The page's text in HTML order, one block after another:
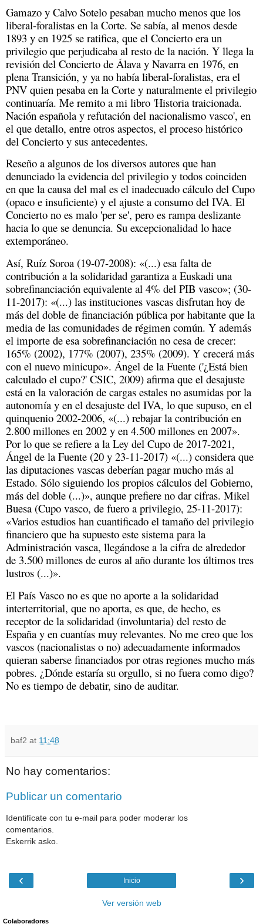
Gamazo y Calvo Sotelo pesaban mucho menos que los
liberal-foralistas en la Corte. Se sabía, al menos desde
1893 y en 1925 se ratifica, que el Concierto era un
privilegio que perjudicaba al resto de la nación. Y llega la
revisión del Concierto de Álava y Navarra en 1976, en
plena Transición, y ya no había liberal-foralistas, era el
PNV quien pesaba en la Corte y naturalmente el privilegio
continuaría. Me remito a mi libro 'Historia traicionada.
Nación española y refutación del nacionalismo vasco', en
el que detallo, entre otros aspectos, el proceso histórico
del Concierto y sus antecedentes.
Reseño a algunos de los diversos autores que han
denunciado la evidencia del privilegio y todos coinciden
en que la causa del mal es el inadecuado cálculo del Cupo
(opaco e insuficiente) y el ajuste a consumo del IVA. El
Concierto no es malo 'per se', pero es rampa deslizante
hacia lo que se denuncia. Su excepcionalidad lo hace
extemporáneo.
Así, Ruíz Soroa (19-07-2008): «(...) esa falta de
contribución a la solidaridad garantiza a Euskadi una
sobrefinanciación equivalente al 4% del PIB vasco»; (30-
11-2017): «(...) las instituciones vascas disfrutan hoy de
más del doble de financiación pública por habitante que la
media de las comunidades de régimen común. Y además
el importe de esa sobrefinanciación no cesa de crecer:
165% (2002), 177% (2007), 235% (2009). Y crecerá más
con el nuevo minicupo». Ángel de la Fuente ('¿Está bien
calculado el cupo?' CSIC, 2009) afirma que el desajuste
está en la valoración de cargas estales no asumidas por la
autonomía y en el desajuste del IVA, lo que supuso, en el
quinquenio 2002-2006, «(...) rebajar la contribución en
2.800 millones en 2002 y en 4.500 millones en 2007».
Por lo que se refiere a la Ley del Cupo de 2017-2021,
Ángel de la Fuente (20 y 23-11-2017) «(...) considera que
las diputaciones vascas deberían pagar mucho más al
Estado. Sólo siguiendo los propios cálculos del Gobierno,
más del doble (...)», aunque prefiere no dar cifras. Mikel
Buesa (Cupo vasco, de fuero a privilegio, 25-11-2017):
«Varios estudios han cuantificado el tamaño del privilegio
financiero que ha supuesto este sistema para la
Administración vasca, llegándose a la cifra de alrededor
de 3.500 millones de euros al año durante los últimos tres
lustros (...)».
El País Vasco no es que no aporte a la solidaridad
interterritorial, que no aporta, es que, de hecho, es
receptor de la solidaridad (involuntaria) del resto de
España y en cuantías muy relevantes. No me creo que los
vascos (nacionalistas o no) adecuadamente informados
quieran saberse financiados por otras regiones mucho más
pobres. ¿Dónde estaría su orgullo, si no fuera como digo?
No es tiempo de debatir, sino de auditar.
baf2 at 11:48
No hay comentarios:
Publicar un comentario
Identifícate con tu e-mail para poder moderar los
comentarios.
Eskerrik asko.
‹ ›
Inicio
Ver versión web
Colaboradores